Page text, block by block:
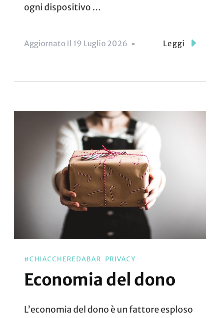
ogni dispositivo …
Aggiornato Il 19 Luglio 2026 Leggi
#CHIACCHEREDABAR PRIVACY
Economia del dono
L’economia del dono è un fattore esploso